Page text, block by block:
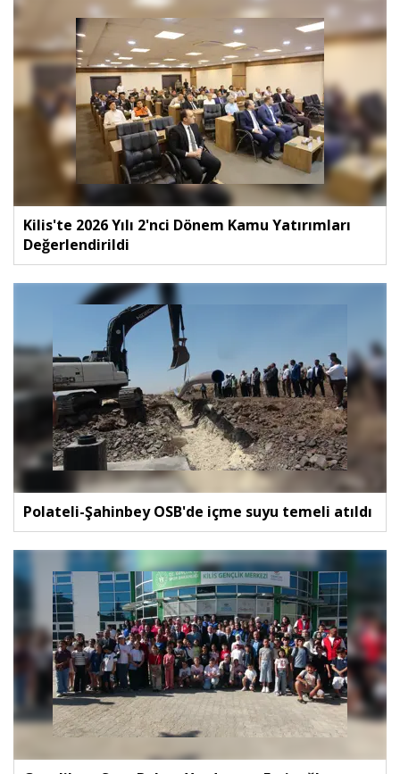
Kilis'te 2026 Yılı 2'nci Dönem Kamu Yatırımları
Değerlendirildi
Polateli-Şahinbey OSB'de içme suyu temeli atıldı